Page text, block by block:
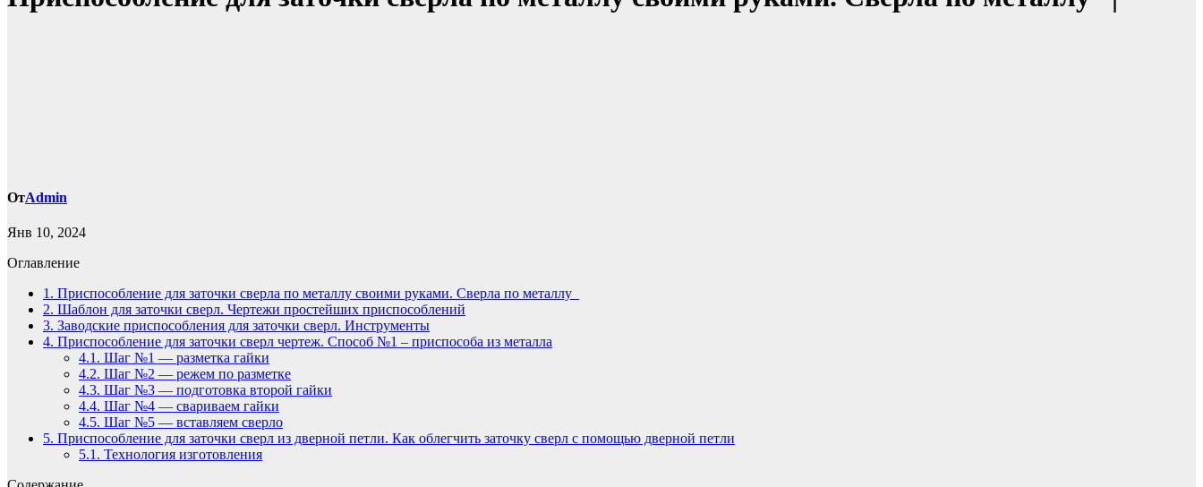
ОтAdmin
Янв 10, 2024
Оглавление
1. Приспособление для заточки сверла по металлу своими руками. Сверла по металлу
2. Шаблон для заточки сверл. Чертежи простейших приспособлений
3. Заводские приспособления для заточки сверл. Инструменты
4. Приспособление для заточки сверл чертеж. Способ №1 – приспособа из металла
4.1. Шаг №1 — разметка гайки
4.2. Шаг №2 — режем по разметке
4.3. Шаг №3 — подготовка второй гайки
4.4. Шаг №4 — свариваем гайки
4.5. Шаг №5 — вставляем сверло
5. Приспособление для заточки сверл из дверной петли. Как облегчить заточку сверл с помощью дверной петли
5.1. Технология изготовления